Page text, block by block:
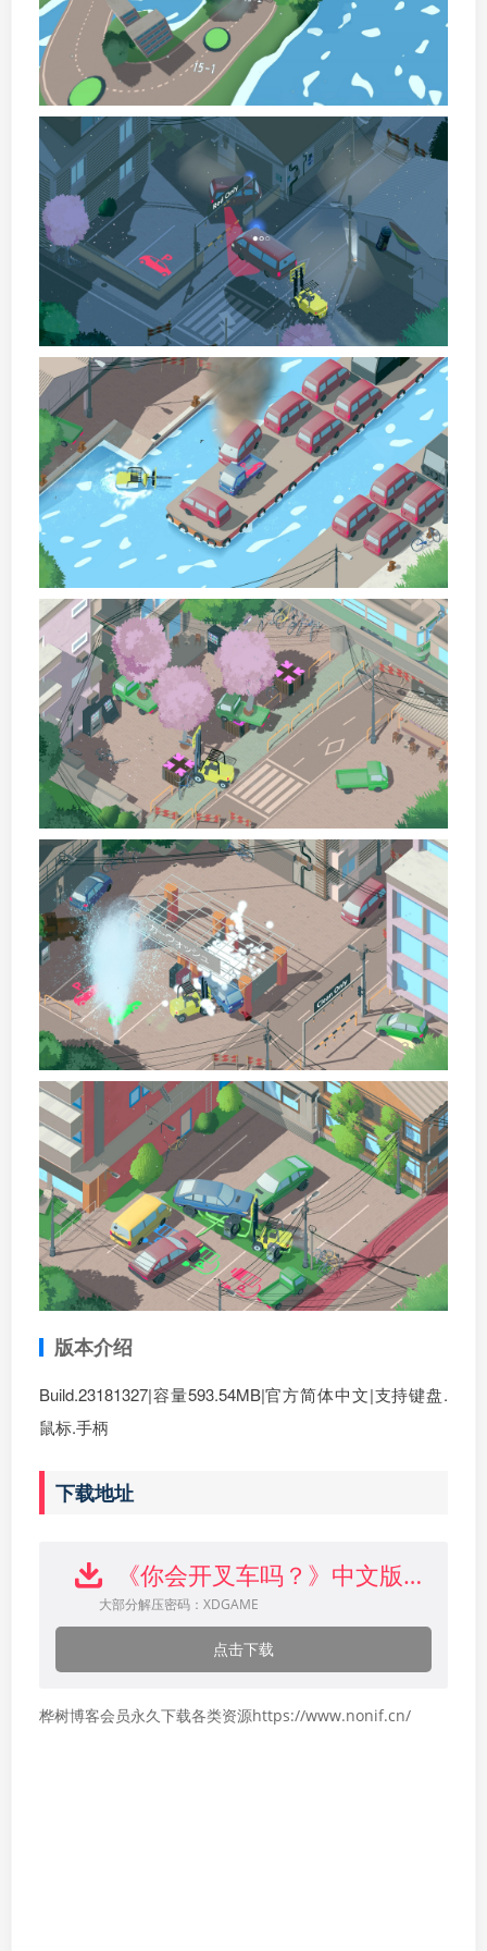
版本介绍
Build.23181327|容量593.54MB|官方简体中文|支持键盘.
鼠标.手柄
下载地址
《你会开叉车吗？》中文版下载
大部分解压密码：XDGAME
点击下载
桦树博客会员永久下载各类资源https://www.nonif.cn/